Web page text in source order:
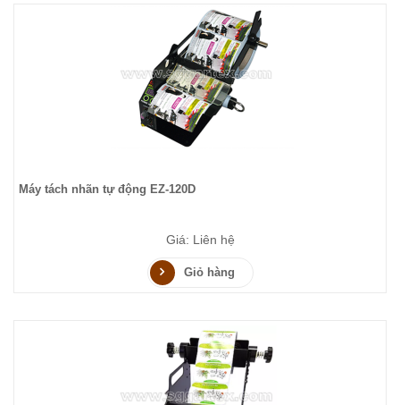
Máy tách nhãn tự động EZ-120D
Giá: Liên hệ
Giỏ hàng